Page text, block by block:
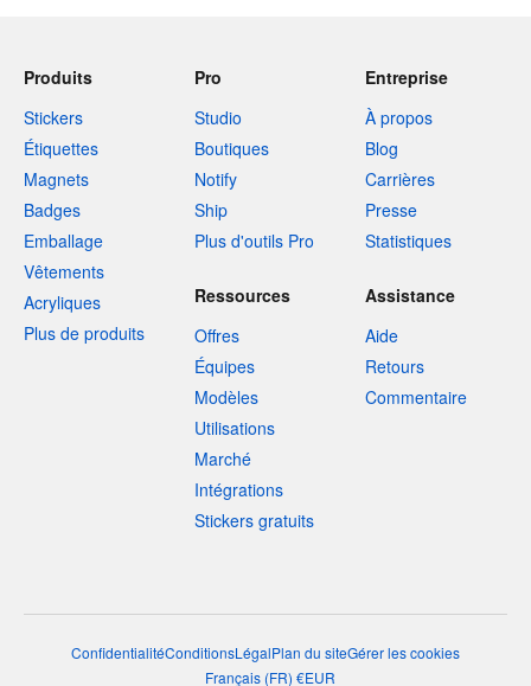
Produits
Stickers
Étiquettes
Magnets
Badges
Emballage
Vêtements
Acryliques
Plus de produits
Pro
Studio
Boutiques
Notify
Ship
Plus d'outils Pro
Entreprise
À propos
Blog
Carrières
Presse
Statistiques
Ressources
Offres
Équipes
Modèles
Utilisations
Marché
Intégrations
Stickers gratuits
Assistance
Aide
Retours
Commentaire
ConfidentialitéConditionsLégalPlan du siteGérer les cookies
Français (FR) €EUR